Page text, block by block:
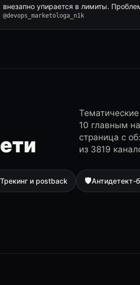
внезапно упирается в лимиты.
@devops_marketologa_n1k
10 главным
страница с
из 3819
Трекинг и postback 🛡Антидетект-